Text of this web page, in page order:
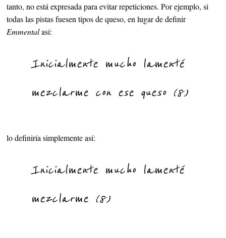
tanto, no está expresada para evitar repeticiones. Por ejemplo, si
todas las pistas fuesen tipos de queso, en lugar de definir
Emmentalasí:
Inicialmente mucho lamenté
mezclarme con ese queso (8)
lo definiría simplemente así:
Inicialmente mucho lamenté
mezclarme (8)